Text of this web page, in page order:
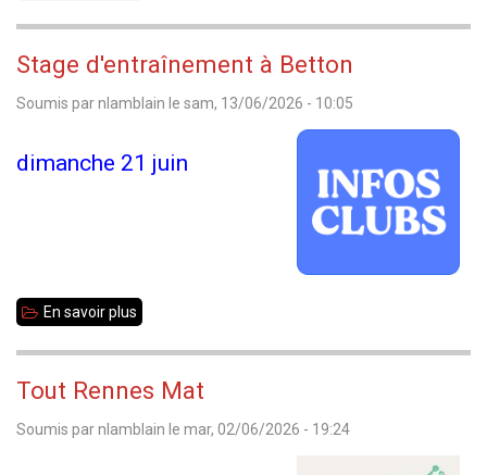
des
collèges
Bischheim
Stage d'entraînement à Betton
Soumis parnlamblain le sam, 13/06/2026 - 10:05
dimanche 21 juin
En savoir plus
à
Betton
Tout Rennes Mat
Soumis parnlamblain le mar, 02/06/2026 - 19:24